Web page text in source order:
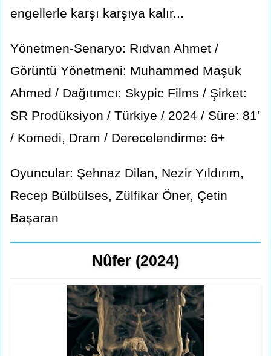
engellerle karşı karşıya kalır...
Yönetmen-Senaryo: Rıdvan Ahmet /
Görüntü Yönetmeni: Muhammed Maşuk
Ahmed / Dağıtımcı: Skypic Films / Şirket:
SR Prodüksiyon / Türkiye / 2024 / Süre: 81'
/ Komedi, Dram / Derecelendirme: 6+
Oyuncular: Şehnaz Dilan, Nezir Yıldırım,
Recep Bülbülses, Zülfikar Öner, Çetin
Başaran
Nûfer (2024)